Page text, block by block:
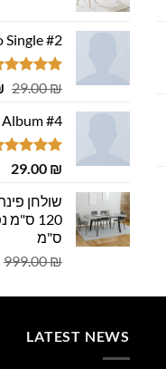
Single #2
דורג4.75
29.00₪
#4
דורג5.00
29.00 ₪
שולחן
ס"מ
999.00₪
LATEST NEWS